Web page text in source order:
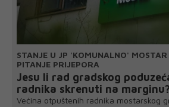
STANJE U JP 'KOMUNALNO'
PITANJE PRIJEPORA
Jesu li rad gradskog
radnika skrenuti na marginu?
Većina otpuštenih radnika mostarskog